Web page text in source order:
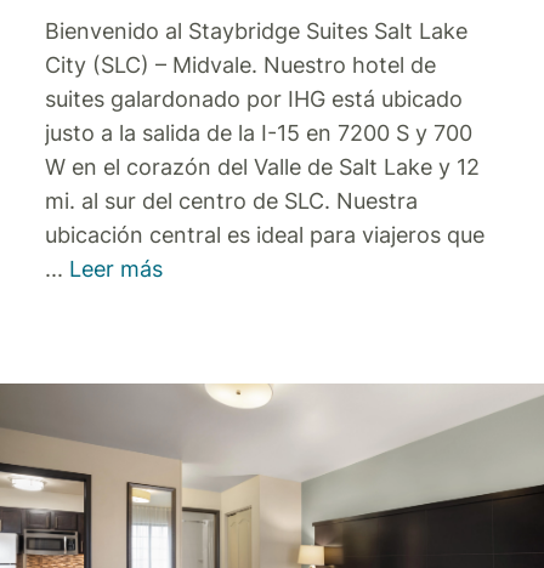
Bienvenido al Staybridge Suites Salt Lake
City (SLC) – Midvale. Nuestro hotel de
suites galardonado por IHG está ubicado
justo a la salida de la I-15 en 7200 S y 700
W en el corazón del Valle de Salt Lake y 12
mi. al sur del centro de SLC. Nuestra
ubicación central es ideal para viajeros que
... Leer más